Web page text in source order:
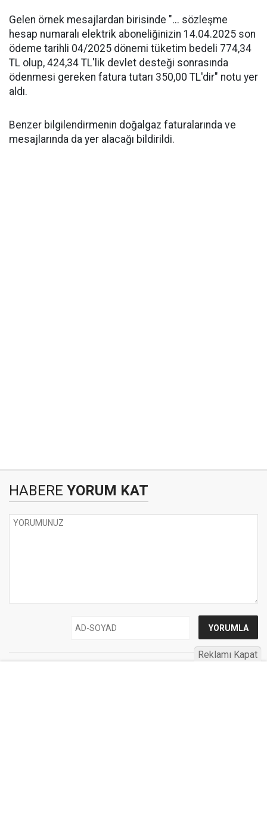
Gelen örnek mesajlardan birisinde "... sözleşme
hesap numaralı elektrik aboneliğinizin 14.04.2025 son
ödeme tarihli 04/2025 dönemi tüketim bedeli 774,34
TL olup, 424,34 TL'lik devlet desteği sonrasında
ödenmesi gereken fatura tutarı 350,00 TL'dir" notu yer
aldı.
Benzer bilgilendirmenin doğalgaz faturalarında ve
mesajlarında da yer alacağı bildirildi.
HABERE YORUM KAT
Reklamı Kapat